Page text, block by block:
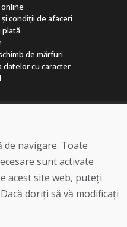
condiții de afaceri
plată
de mărfuri
datelor cu caracter
2026, Toate drepturile rezervate
crearea de magazine electronice
navigare. Toate
sunt activate
acest site web, puteți
doriți să vă modificați